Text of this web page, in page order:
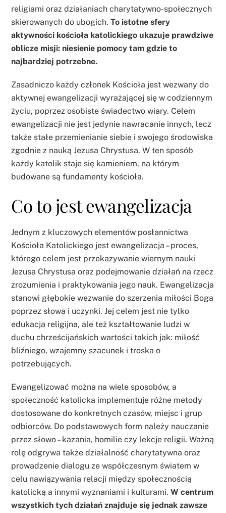
religiami oraz działaniach charytatywno-społecznych
skierowanych do ubogich.To istotne sfery
aktywności kościoła katolickiego ukazuje prawdziwe
oblicze misji: niesienie pomocy tam gdzie to
najbardziej potrzebne.
Zasadniczo każdy członek Kościoła jest wezwany do
aktywnej ewangelizacji wyrażającej się w codziennym
życiu, poprzez osobiste świadectwo wiary. Celem
ewangelizacji nie jest jedynie nawracanie innych, lecz
także stałe przemienianie siebie i swojego środowiska
zgodnie z nauką Jezusa Chrystusa. W ten sposób
każdy katolik staje się kamieniem, na którym
budowane są fundamenty kościoła.
Co to jest ewangelizacja
Jednym z kluczowych elementów posłannictwa
Kościoła Katolickiego jest ewangelizacja – proces,
którego celem jest przekazywanie wiernym nauki
Jezusa Chrystusa oraz podejmowanie działań na rzecz
zrozumienia i praktykowania jego nauk. Ewangelizacja
stanowi głębokie wezwanie do szerzenia miłości Boga
poprzez słowa i uczynki. Jej celem jest nie tylko
edukacja religijna, ale też kształtowanie ludzi w
duchu chrześcijańskich wartości takich jak: miłość
bliźniego, wzajemny szacunek i troska o
potrzebujących.
Ewangelizować można na wiele sposobów, a
społeczność katolicka implementuje różne metody
dostosowane do konkretnych czasów, miejsc i grup
odbiorców. Do podstawowych form należy nauczanie
przez słowo – kazania, homilie czy lekcje religii. Ważną
rolę odgrywa także działalność charytatywna oraz
prowadzenie dialogu ze współczesnym światem w
celu nawiązywania relacji między społecznością
katolicką a innymi wyznaniami i kulturami.W centrum
wszystkich tych działań znajduje się jednak zawsze